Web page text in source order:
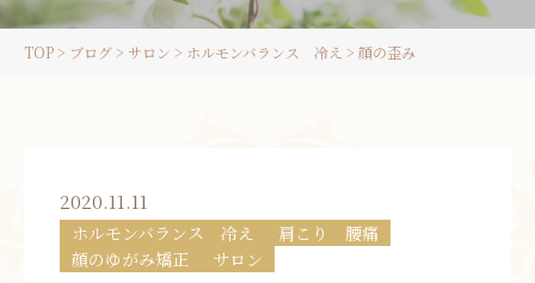
お問い合わせ
TOP> ブログ> サロン > ホルモンバランス 冷え > 顔の歪み
2020.11.11
ホルモンバランス 冷え
肩こり 腰痛
顔のゆがみ矯正
サロン